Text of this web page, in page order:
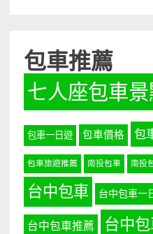
包車推薦
七人座包車
包車一日遊 包車價格 包
包車旅遊推薦 南投包車 南投
台中包車 台中包車一
台中包車推薦 台中